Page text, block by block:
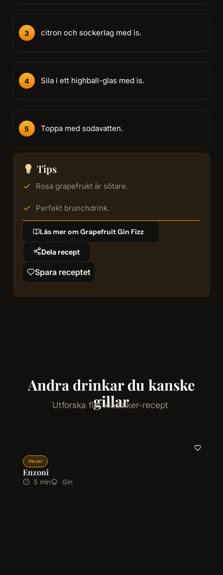
citron och sockerlag med is.
Sila i ett highball-glas med is.
Toppa med sodavatten.
Tips
Rosa grapefrukt är sötare.
Perfekt brunchdrink.
Läs mer om Grapefruit Gin Fizz
Dela recept
Spara receptet
Andra drinkar du kanske
gillar
Utforska fler klassiker-recept
Medel
Enzoni
5 min Gin